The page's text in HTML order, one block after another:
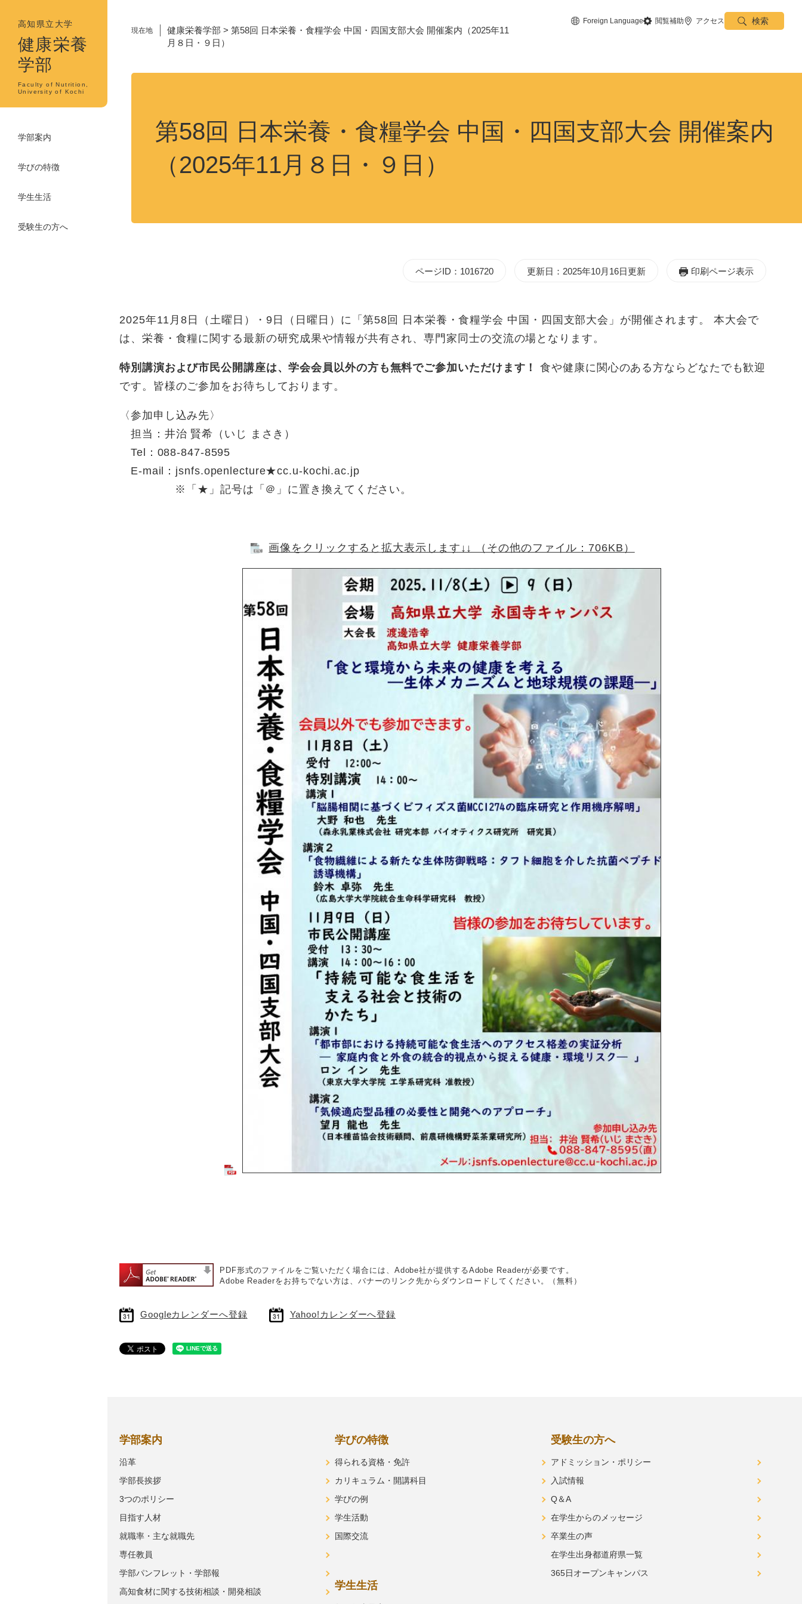
す。
し
Foreign Language 閲覧補助 アクセス 検索
高知県立大学
健康栄養
学部
Faculty of Nutrition,
University of Kochi
学部案内
学びの特徴
学生生活
受験生の方へ
現在地 健康栄養学部 > 第58回 日本栄養・食糧学会 中国・四国支部大会 開催案内（2025年11
月８日・９日）
第58回 日本栄養・食糧学会 中国・四国支部大会 開催案内
（2025年11月８日・９日）
ページID：1016720 更新日：2025年10月16日更新 印刷ページ表示
2025年11月8日（土曜日）・9日（日曜日）に「第58回 日本栄養・食糧学会 中国・四国支部大会」が開催されます。 本大会で
は、栄養・食糧に関する最新の研究成果や情報が共有され、専門家同士の交流の場となります。
特別講演および市民公開講座は、学会会員以外の方も無料でご参加いただけます！
食や健康に関心のある方ならどなたでも歓迎
です。皆様のご参加をお待ちしております。
〈参加申し込み先〉
担当：井治 賢希（いじ まさき）
Tel：088-847-8595
​E-mail：jsnfs.openlecture★cc.u-kochi.ac.jp
​ ※「★」記号は「＠」に置き換えてください。
画像をクリックすると拡大表示します↓↓ （その他のファイル：706KB）
PDF形式のファイルをご覧いただく場合には、Adobe社が提供するAdobe Readerが必要です。
Adobe Readerをお持ちでない方は、バナーのリンク先からダウンロードしてください。（無料）
Googleカレンダーへ登録 Yahoo!カレンダーへ登録
学部案内
沿革
学部長挨拶
3つのポリシー
目指す人材
就職率・主な就職先
専任教員
学部パンフレット・学部報
高知食材に関する技術相談・開発相談
学びの特徴
得られる資格・免許
カリキュラム・開講科目
学びの例
学生活動
国際交流
学生生活
受験生の方へ
アドミッション・ポリシー
入試情報
Q＆A
在学生からのメッセージ
卒業生の声
在学生出身都道府県一覧
365日オープンキャンパス